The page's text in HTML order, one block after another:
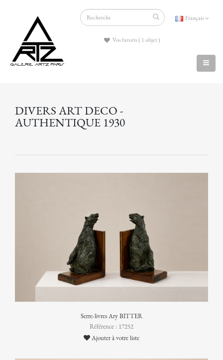
Français
Vos favoris ( 1 objet )
DIVERS ART DECO -
AUTHENTIQUE 1930
Serre-livres Ary BITTER
Référence : 17252
Ajouter à votre liste